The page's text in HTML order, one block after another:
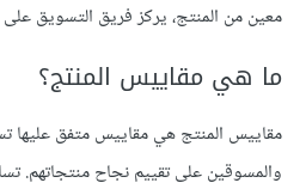
معين من المنتج، يركز فريق التسويق
ما هي مقاييس المنتج؟
مقاييس المنتج هي مقاييس متفق عليها
والمسوقين على تقييم نجاح منتجاتهم.